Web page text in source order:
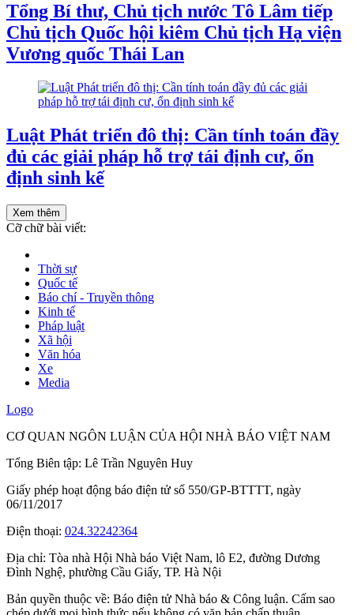
Tổng Bí thư, Chủ tịch nước Tô Lâm tiếp
Chủ tịch Quốc hội kiêm Chủ tịch Hạ viện
Vương quốc Thái Lan
Luật Phát triển đô thị: Cần tính toán đầy
đủ các giải pháp hỗ trợ tái định cư, ổn
định sinh kế
Xem thêm
Cỡ chữ bài viết:
Thời sự
Quốc tế
Báo chí - Truyền thông
Kinh tế
Pháp luật
Xã hội
Văn hóa
Xe
Media
Logo
CƠ QUAN NGÔN LUẬN CỦA HỘI NHÀ BÁO VIỆT NAM
Tổng Biên tập: Lê Trần Nguyên Huy
Giấy phép hoạt động báo điện tử số 550/GP-BTTTT, ngày
06/11/2017
Điện thoại: 024.32242364
Địa chỉ: Tòa nhà Hội Nhà báo Việt Nam, lô E2, đường Dương
Đình Nghệ, phường Cầu Giấy, TP. Hà Nội
Bản quyền thuộc về: Báo điện tử Nhà báo & Công luận. Cấm sao